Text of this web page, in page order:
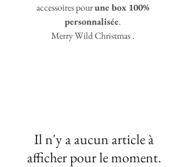
accessoires pourune box 100%
personnalisée.
Merry Wild Christmas .
Il n'y a aucun article à
afficher pour le moment.